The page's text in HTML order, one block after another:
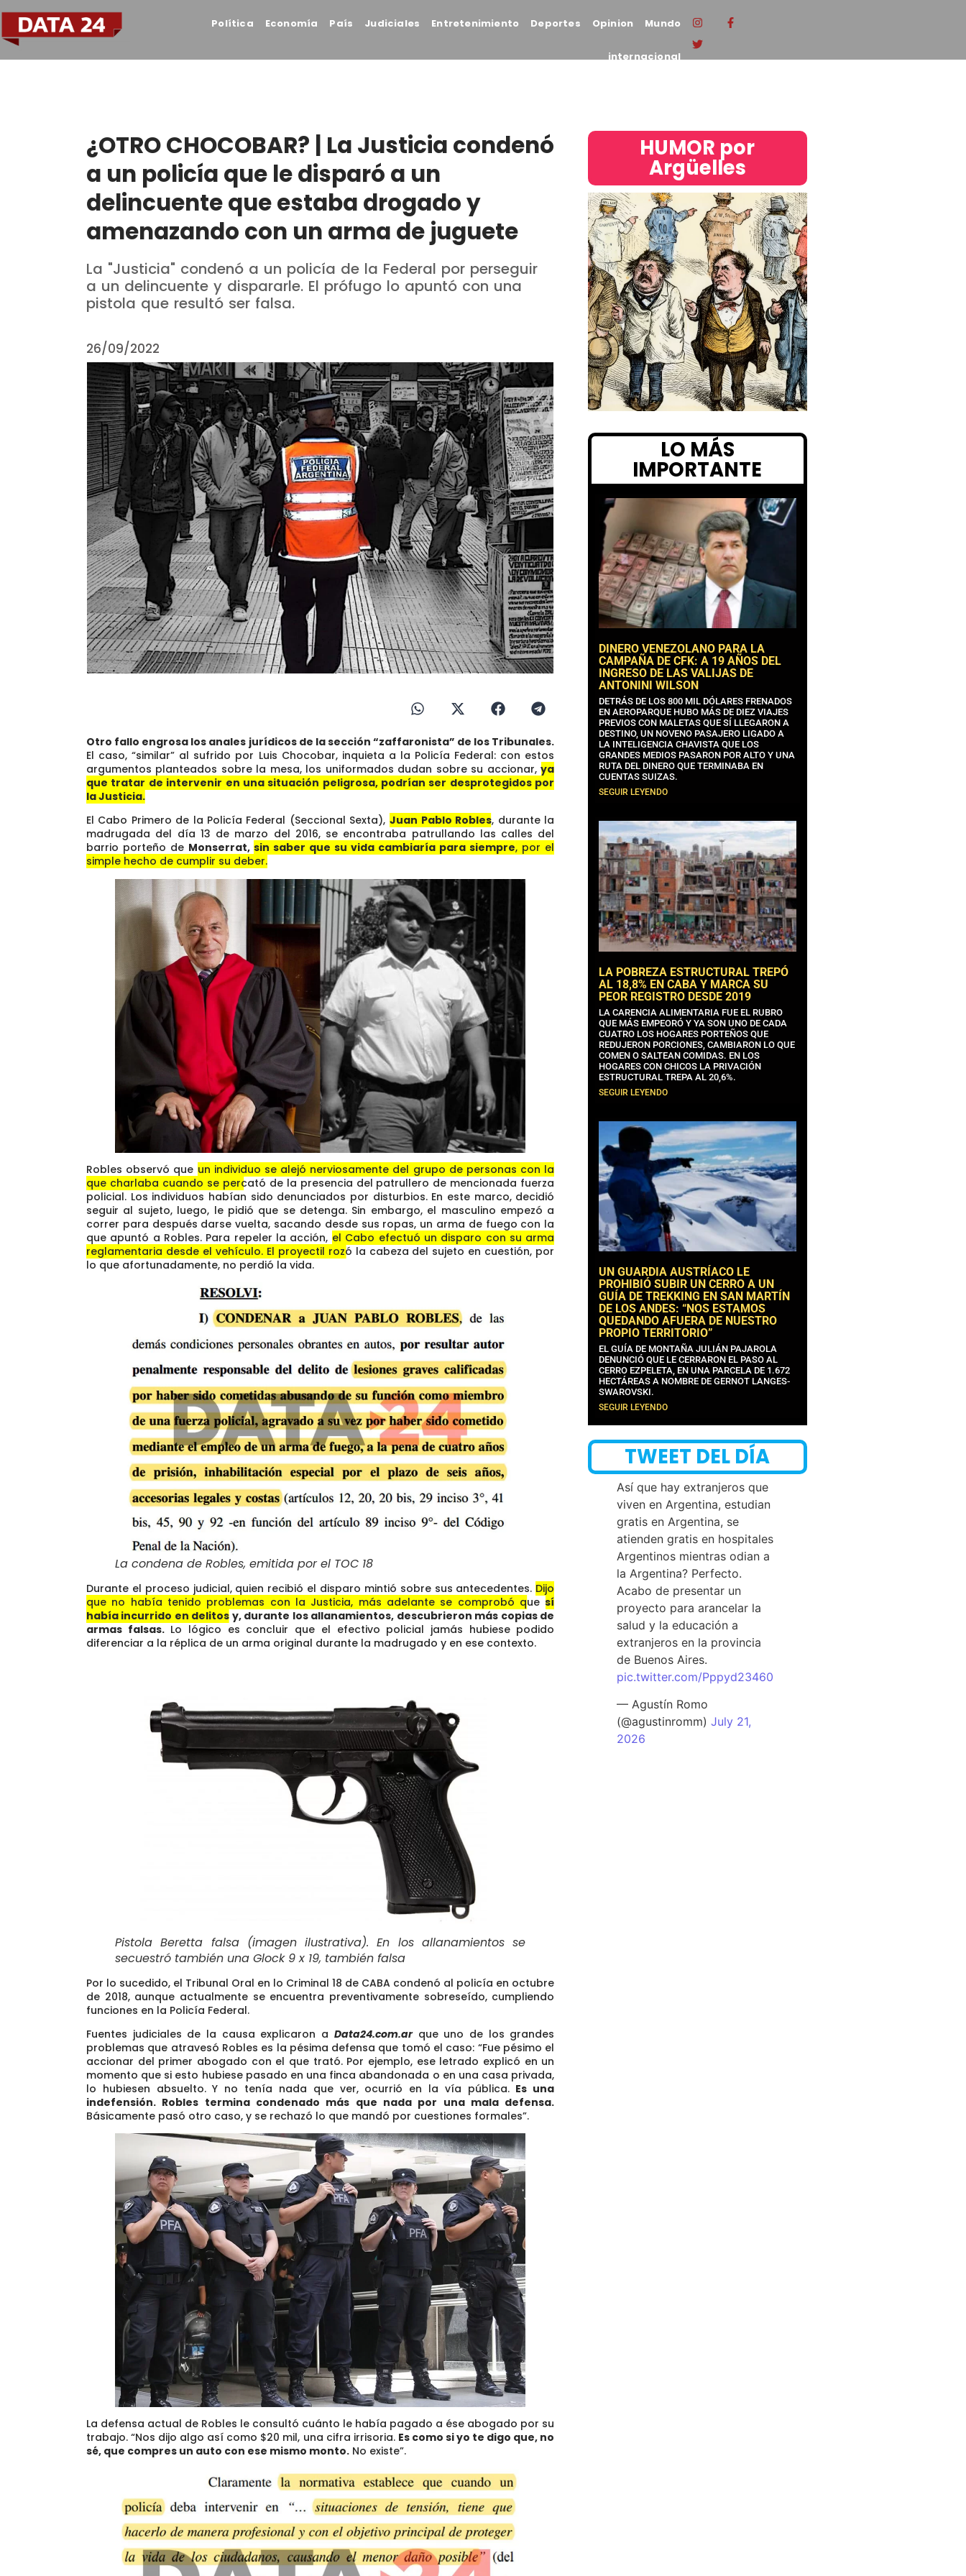
Política Economía País Judiciales Entretenimiento Deportes Opinion Mundo
internacional
¿OTRO CHOCOBAR? | La Justicia condenó
a un policía que le disparó a un
delincuente que estaba drogado y
amenazando con un arma de juguete
La "Justicia" condenó a un policía de la Federal por perseguir
a un delincuente y dispararle. El prófugo lo apuntó con una
pistola que resultó ser falsa.
26/09/2022
Otro fallo engrosa los anales jurídicos de la sección “zaffaronista” de los Tribunales.
El caso, “similar” al sufrido por Luis Chocobar, inquieta a la Policía Federal: con estos
argumentos planteados sobre la mesa, los uniformados dudan sobre su accionar,ya
que tratar de intervenir en una situación peligrosa, podrían ser desprotegidos por
la Justicia.
El Cabo Primero de la Policía Federal (Seccional Sexta), Juan Pablo Robles, durante la
madrugada del día 13 de marzo del 2016, se encontraba patrullando las calles del
barrio porteño de Monserrat,sin saber que su vida cambiaría para siempre, por el
simple hecho de cumplir su deber.
Robles observó que un individuo se alejó nerviosamente del grupo de personas con la
que charlaba cuando se percató de la presencia del patrullero de mencionada fuerza
policial. Los individuos habían sido denunciados por disturbios. En este marco, decidió
seguir al sujeto, luego, le pidió que se detenga. Sin embargo, el masculino empezó a
correr para después darse vuelta, sacando desde sus ropas, un arma de fuego con la
que apuntó a Robles. Para repeler la acción, el Cabo efectuó un disparo con su arma
reglamentaria desde el vehículo. El proyectil rozó la cabeza del sujeto en cuestión, por
lo que afortunadamente, no perdió la vida.
La condena de Robles, emitida por el TOC 18
Durante el proceso judicial, quien recibió el disparo mintió sobre sus antecedentes. Dijo
que no había tenido problemas con la Justicia, más adelante se comprobó quesí
había incurrido en delitos y, durante los allanamientos, descubrieron más copias de
armas falsas.Lo lógico es concluir que el efectivo policial jamás hubiese podido
diferenciar a la réplica de un arma original durante la madrugado y en ese contexto.
Pistola Beretta falsa (imagen ilustrativa). En los allanamientos se
secuestró también una Glock 9 x 19, también falsa
Por lo sucedido, el Tribunal Oral en lo Criminal 18 de CABA condenó al policía en octubre
de 2018, aunque actualmente se encuentra preventivamente sobreseído, cumpliendo
funciones en la Policía Federal.
Fuentes judiciales de la causa explicaron a Data24.com.arque uno de los grandes
problemas que atravesó Robles es la pésima defensa que tomó el caso: “Fue pésimo el
accionar del primer abogado con el que trató. Por ejemplo, ese letrado explicó en un
momento que si esto hubiese pasado en una finca abandonada o en una casa privada,
lo hubiesen absuelto.Y no tenía nada que ver, ocurrió en la vía pública. Es una
indefensión. Robles termina condenado más que nada por una mala defensa.
Básicamente pasó otro caso, y se rechazó lo que mandó por cuestiones formales”.
La defensa actual de Robles le consultó cuánto le había pagado a ése abogado por su
trabajo. “Nos dijo algo así como $20 mil, una cifra irrisoria. Es como si yo te digo que, no
sé, que compres un auto con ese mismo monto. No existe”.
HUMOR por
Argüelles​
LO MÁS
IMPORTANTE
DINERO VENEZOLANO PARA LA
CAMPAÑA DE CFK: A 19 AÑOS DEL
INGRESO DE LAS VALIJAS DE
ANTONINI WILSON
DETRÁS DE LOS 800 MIL DÓLARES FRENADOS
EN AEROPARQUE HUBO MÁS DE DIEZ VIAJES
PREVIOS CON MALETAS QUE SÍ LLEGARON A
DESTINO, UN NOVENO PASAJERO LIGADO A
LA INTELIGENCIA CHAVISTA QUE LOS
GRANDES MEDIOS PASARON POR ALTO Y UNA
RUTA DEL DINERO QUE TERMINABA EN
CUENTAS SUIZAS.
SEGUIR LEYENDO
LA POBREZA ESTRUCTURAL TREPÓ
AL 18,8% EN CABA Y MARCA SU
PEOR REGISTRO DESDE 2019
LA CARENCIA ALIMENTARIA FUE EL RUBRO
QUE MÁS EMPEORÓ Y YA SON UNO DE CADA
CUATRO LOS HOGARES PORTEÑOS QUE
REDUJERON PORCIONES, CAMBIARON LO QUE
COMEN O SALTEAN COMIDAS. EN LOS
HOGARES CON CHICOS LA PRIVACIÓN
ESTRUCTURAL TREPA AL 20,6%.
SEGUIR LEYENDO
UN GUARDIA AUSTRÍACO LE
PROHIBIÓ SUBIR UN CERRO A UN
GUÍA DE TREKKING EN SAN MARTÍN
DE LOS ANDES: “NOS ESTAMOS
QUEDANDO AFUERA DE NUESTRO
PROPIO TERRITORIO”
EL GUÍA DE MONTAÑA JULIÁN PAJAROLA
DENUNCIÓ QUE LE CERRARON EL PASO AL
CERRO EZPELETA, EN UNA PARCELA DE 1.672
HECTÁREAS A NOMBRE DE GERNOT LANGES-
SWAROVSKI.
SEGUIR LEYENDO
TWEET DEL DÍA
Así que hay extranjeros que
viven en Argentina, estudian
gratis en Argentina, se
atienden gratis en hospitales
Argentinos mientras odian a
la Argentina? Perfecto.
Acabo de presentar un
proyecto para arancelar la
salud y la educación a
extranjeros en la provincia
de Buenos Aires.
pic.twitter.com/Pppyd23460
— Agustín Romo
(@agustinromm)July 21,
2026